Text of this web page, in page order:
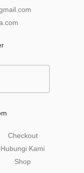
.com
Checkout
Hubungi Kami
Shop